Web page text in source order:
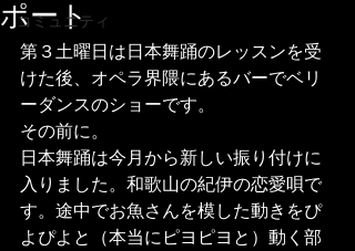
コミュニティ
ポート
第３土曜日は日本舞踊のレッスンを受
けた後、オペラ界隈にあるバーでベリ
ーダンスのショーです。
その前に。
日本舞踊は今月から新しい振り付けに
入りました。和歌山の紀伊の恋愛唄で
す。途中でお魚さんを模した動きをぴ
よぴよと（本当にピヨピヨと）動く部